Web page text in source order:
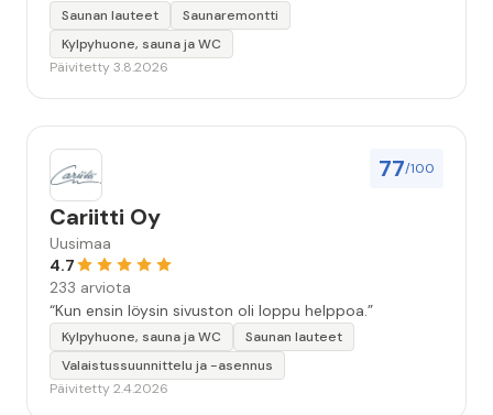
Saunan lauteet
Saunaremontti
Kylpyhuone, sauna ja WC
Päivitetty 3.8.2026
77/100
Cariitti Oy
Uusimaa
4.7
233 arviota
“Kun ensin löysin sivuston oli loppu helppoa.”
Kylpyhuone, sauna ja WC
Saunan lauteet
Valaistussuunnittelu ja -asennus
Päivitetty 2.4.2026